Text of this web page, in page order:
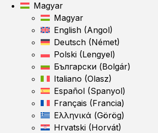
Magyar
Magyar
English (Angol)
Deutsch (Német)
Polski (Lengyel)
Български (Bolgár)
Italiano (Olasz)
Español (Spanyol)
Français (Francia)
Ελληνικά (Görög)
Hrvatski (Horvát)